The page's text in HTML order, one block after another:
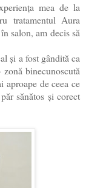
mea de la
tratamentul Aura
salon, am decis să
și a fost gândită ca
binecunoscută
aproape de ceea ce
sănătos și corect